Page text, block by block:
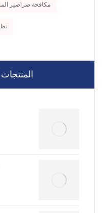
مكافحة صراصير
المنتجات